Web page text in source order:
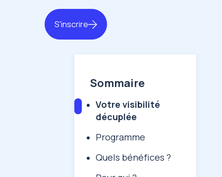
S'inscrire
Sommaire
Votre visibilité
décuplée
Programme
Quels bénéfices ?